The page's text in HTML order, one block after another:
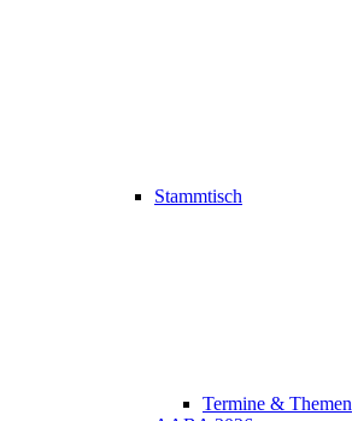
Stammtisch
Termine & Themen